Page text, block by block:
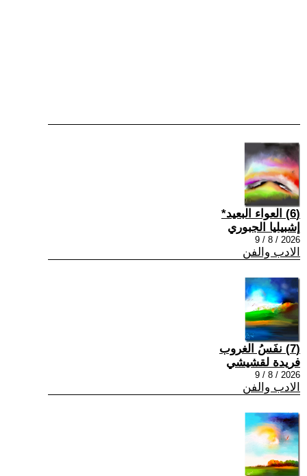
(6) العواء البعيد*
إشبيليا الجبوري
2026 / 8 / 9
الادب والفن
(7) نفَسُ الغروب
فريدة لقشيشي
2026 / 8 / 9
الادب والفن